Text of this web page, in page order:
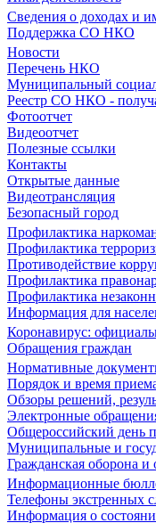
Сведения о доходах и
Поддержка СО НКО
Новости
Перечень НКО
Муниципальный
Реестр СО НКО -
Фотоотчет
Видеоотчет
Полезные ссылки
Контакты
Открытые данные
Видеотрансляция
Безопасный город
Профилактика
Профилактика
Противодействие
Профилактика
Профилактика
Информация для
Коронавирус:
Обращения граждан
Нормативные
Порядок и время
Обзоры решений,
Электронные
Общероссийский день
Муниципальные и
Гражданская оборона и
Информационные
Телефоны экстренных
Информация о